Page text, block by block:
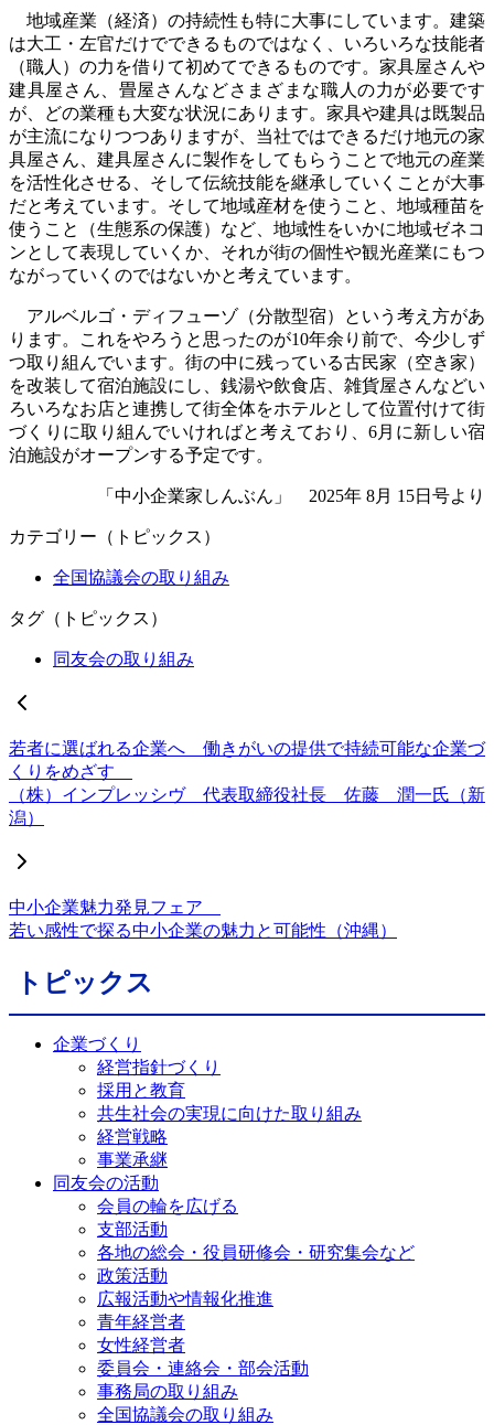
地域産業（経済）の持続性も特に大事にしています。建築
は大工・左官だけでできるものではなく、いろいろな技能者
（職人）の力を借りて初めてできるものです。家具屋さんや
建具屋さん、畳屋さんなどさまざまな職人の力が必要です
が、どの業種も大変な状況にあります。家具や建具は既製品
が主流になりつつありますが、当社ではできるだけ地元の家
具屋さん、建具屋さんに製作をしてもらうことで地元の産業
を活性化させる、そして伝統技能を継承していくことが大事
だと考えています。そして地域産材を使うこと、地域種苗を
使うこと（生態系の保護）など、地域性をいかに地域ゼネコ
ンとして表現していくか、それが街の個性や観光産業にもつ
ながっていくのではないかと考えています。
アルベルゴ・ディフューゾ（分散型宿）という考え方があ
ります。これをやろうと思ったのが10年余り前で、今少しず
つ取り組んでいます。街の中に残っている古民家（空き家）
を改装して宿泊施設にし、銭湯や飲食店、雑貨屋さんなどい
ろいろなお店と連携して街全体をホテルとして位置付けて街
づくりに取り組んでいければと考えており、6月に新しい宿
泊施設がオープンする予定です。
「中小企業家しんぶん」 2025年 8月 15日号より
カテゴリー（トピックス）
全国協議会の取り組み
タグ（トピックス）
同友会の取り組み
若者に選ばれる企業へ 働きがいの提供で持続可能な企業づ
くりをめざす
（株）インプレッシヴ 代表取締役社長 佐藤 潤一氏（新
潟）
中小企業魅力発見フェア
若い感性で探る中小企業の魅力と可能性（沖縄）
トピックス
企業づくり
経営指針づくり
採用と教育
共生社会の実現に向けた取り組み
経営戦略
事業承継
同友会の活動
会員の輪を広げる
支部活動
各地の総会・役員研修会・研究集会など
政策活動
広報活動や情報化推進
青年経営者
女性経営者
委員会・連絡会・部会活動
事務局の取り組み
全国協議会の取り組み